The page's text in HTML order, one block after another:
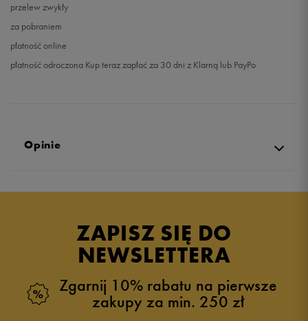
przelew zwykły
za pobraniem
płatność online
płatność odroczona Kup teraz zapłać za 30 dni z Klarną lub PayPo
Opinie
ZAPISZ SIĘ DO
NEWSLETTERA
Zgarnij 10% rabatu na pierwsze
zakupy za min. 250 zł